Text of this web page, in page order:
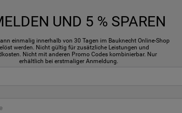
Sockelhöhe
Abluft-
UND 5 % SPAREN
einmalig innerhalb von 30 Tagen im Bauknecht Online-Shop
werden. Nicht gültig für zusätzliche Leistungen und
Nicht mit anderen Promo Codes kombinierbar. Nur
erhältlich bei erstmaliger Anmeldung.